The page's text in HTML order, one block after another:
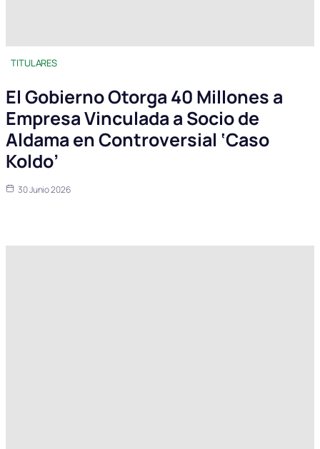
TITULARES
El Gobierno Otorga 40 Millones a
Empresa Vinculada a Socio de
Aldama en Controversial ‘Caso
Koldo’
30 Junio 2026